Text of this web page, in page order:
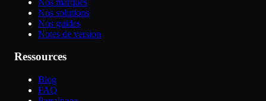
Nos solutions
Nos guides
Notes de version
Ressources
Blog
FAQ